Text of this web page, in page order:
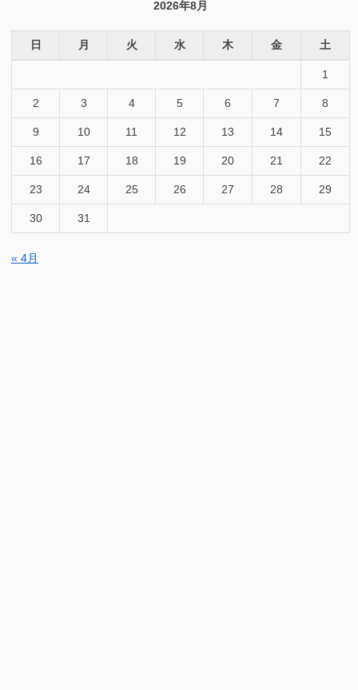
2026年8月
日 月 火 水 木 金 土
1
2 3 4 5 6 7 8
9 10 11 12 13 14 15
16 17 18 19 20 21 22
23 24 25 26 27 28 29
30 31
« 4月